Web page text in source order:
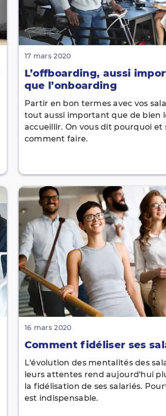
17 mars 2020
L’offboarding, aussi
que l’onboarding
Partir en bon termes avec vos
tout aussi important que de bien
accueillir. On vous dit pourquoi et
comment faire.
16 mars 2020
Comment fidéliser ses
L'évolution des mentalités des
leurs attentes rend aujourd'hui
la fidélisation de ses salariés.
est indispensable.